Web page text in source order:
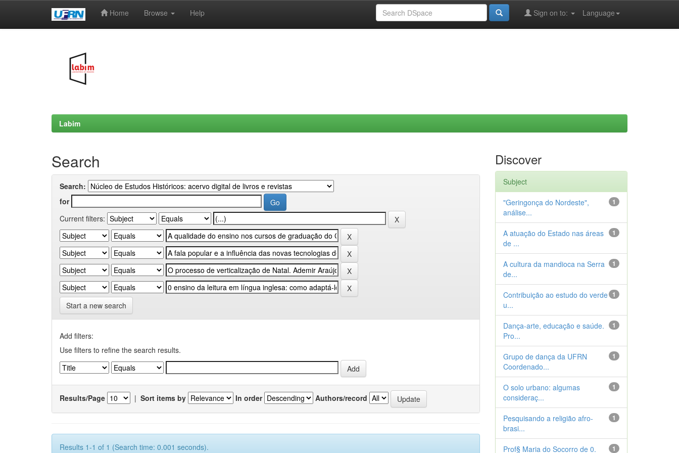
Home Browse Help Language
Sign on to:
Labim
Search
Search:
for
Current filters:
Start a new search
Add filters:
Use filters to refine the search results.
Results/Page | Sort items by In order Authors/record
Results 1-1 of 1 (Search time: 0.001 seconds).
Discover
Subject
1
"Geringonça do Nordeste",
análise...
1
A atuação do Estado nas áreas
de ...
1
A cultura da mandioca na Serra
de...
1
Contribuição ao estudo do verde
u...
1
Dança-arte, educação e saúde.
Pro...
1
Grupo de dança da UFRN
Coordenado...
1
O solo urbano: algumas
consideraç...
1
Pesquisando a religião afro-
brasi...
1
Prof§ Maria do Socorro de 0.